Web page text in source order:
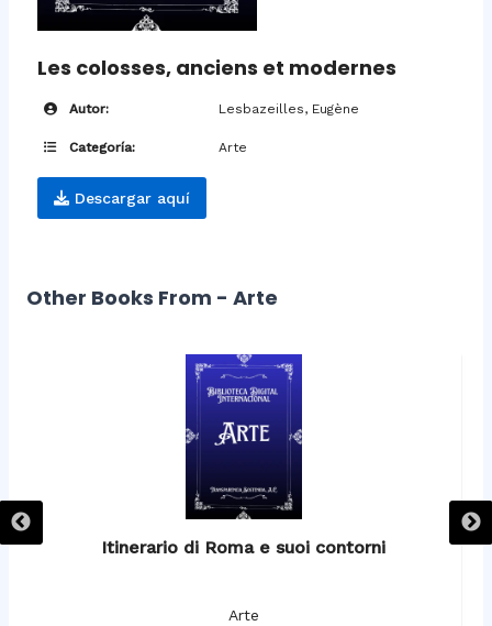
Les colosses, anciens et modernes
Autor: Lesbazeilles, Eugène
Categoría: Arte
Descargar aquí
Other Books From - Arte
Itinerario di Roma e suoi contorni
Arte